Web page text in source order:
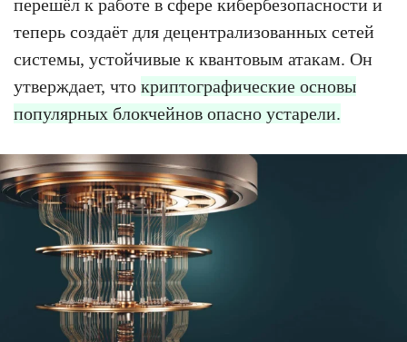
перешёл к работе в сфере кибербезопасности и
теперь создаёт для децентрализованных сетей
системы, устойчивые к квантовым атакам. Он
утверждает, что криптографические основы
популярных блокчейнов опасно устарели.